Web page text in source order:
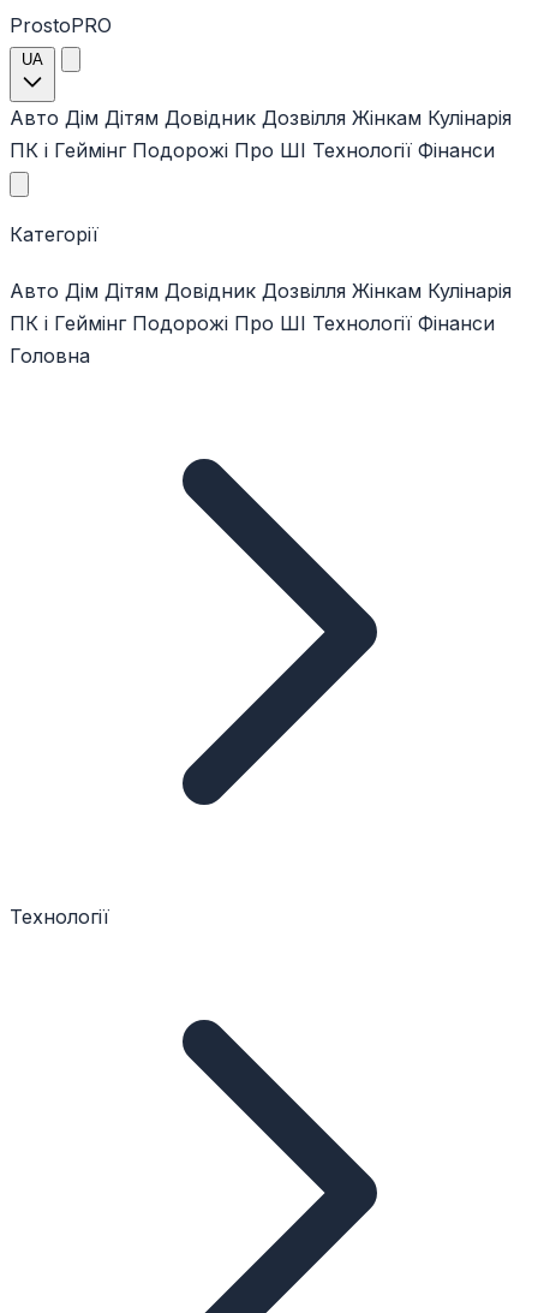
ProstoPRO
UA
Авто Дім Дітям Довідник Дозвілля Жінкам Кулінарія
ПК і Геймінг Подорожі Про ШІ Технології Фінанси
Категорії
Авто Дім Дітям Довідник Дозвілля Жінкам Кулінарія
ПК і Геймінг Подорожі Про ШІ Технології Фінанси
Головна
Технології